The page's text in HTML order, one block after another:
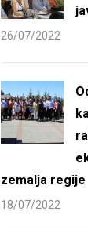
26/07/2022
zemalja regije
18/07/2022